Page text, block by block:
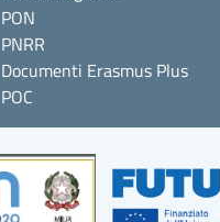
PON
PNRR
Documenti Erasmus Plus
POC